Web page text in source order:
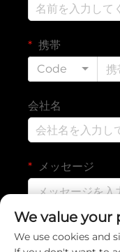
携帯
Code
会社名
メッセージ
We value your
We use cookies and